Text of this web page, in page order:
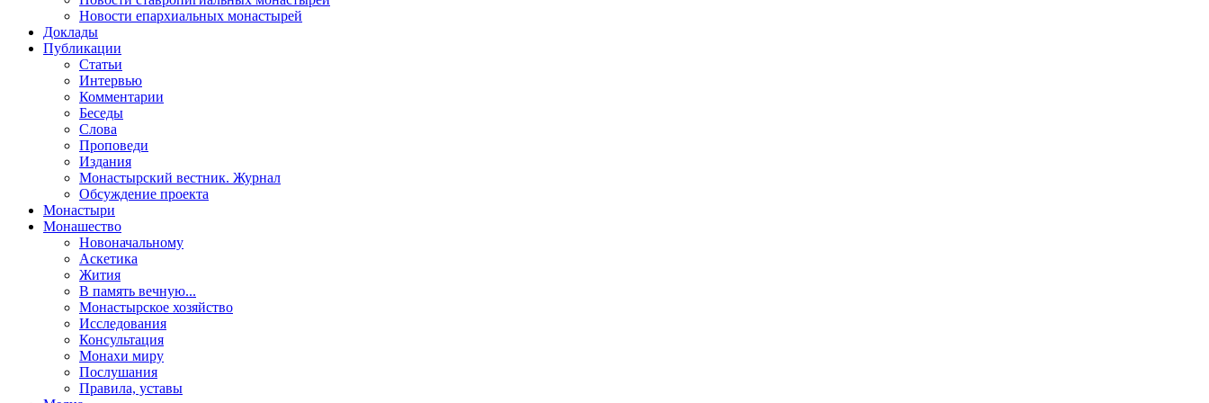
Новости епархиальных монастырей
Доклады
Публикации
Статьи
Интервью
Комментарии
Беседы
Слова
Проповеди
Издания
Монастырский вестник. Журнал
Обсуждение проекта
Монастыри
Монашество
Новоначальному
Аскетика
Жития
В память вечную...
Монастырское хозяйство
Исследования
Консультация
Монахи миру
Послушания
Правила, уставы